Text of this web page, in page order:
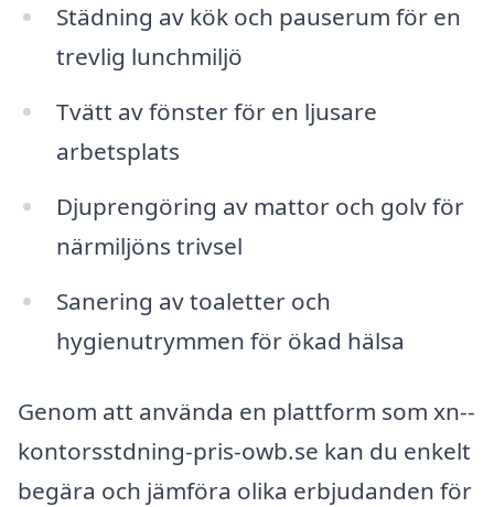
Städning av kök och pauserum för en
trevlig lunchmiljö
Tvätt av fönster för en ljusare
arbetsplats
Djuprengöring av mattor och golv för
närmiljöns trivsel
Sanering av toaletter och
hygienutrymmen för ökad hälsa
Genom att använda en plattform som xn--
kontorsstdning-pris-owb.se kan du enkelt
begära och jämföra olika erbjudanden för